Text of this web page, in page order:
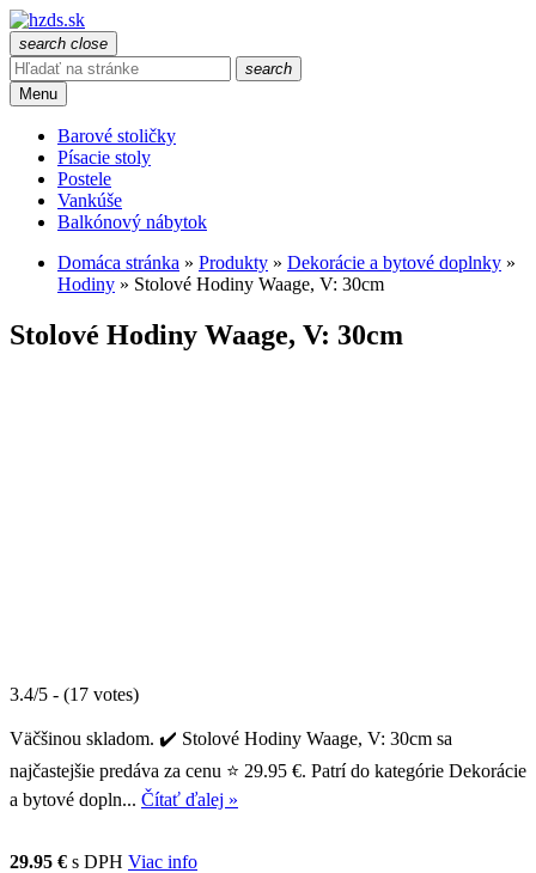
search close
search
Menu
Barové stoličky
Písacie stoly
Postele
Vankúše
Balkónový nábytok
Domáca stránka » Produkty » Dekorácie a bytové doplnky »
Hodiny » Stolové Hodiny Waage, V: 30cm
Stolové Hodiny Waage, V: 30cm
3.4/5 - (17 votes)
Väčšinou skladom. ✔️ Stolové Hodiny Waage, V: 30cm sa
najčastejšie predáva za cenu ⭐ 29.95 €. Patrí do kategórie Dekorácie
a bytové dopln... Čítať ďalej »
29.95 € s DPH Viac info